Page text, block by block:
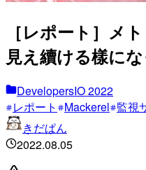
［レポート］メ
見え續ける樣に
DevelopersIO 2022
レポート
Mackerel 監視
きだぱん
2022.08.05